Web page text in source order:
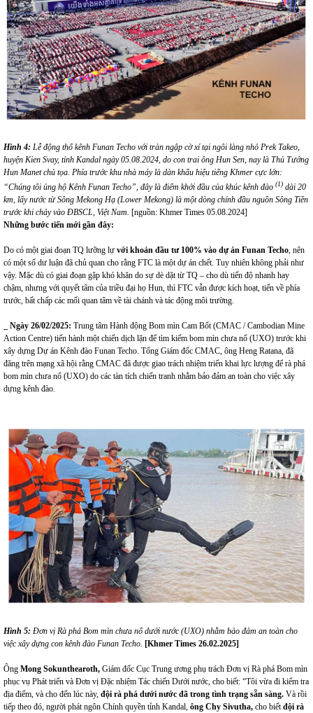
Hình 4: Lễ động thổ kênh Funan Techo với tràn ngập cờ xí tại ngôi làng nhỏ Prek Takeo,
huyện Kien Svay, tỉnh Kandal ngày 05.08.2024, do con trai ông Hun Sen, nay là Thủ Tướng
Hun Manet chủ tọa. Phía trước khu nhà máy là dàn khẩu hiệu tiếng Khmer cực lớn:
“Chúng tôi ủng hộ Kênh Funan Techo”, đây là điểm khởi đầu của khúc kênh đào (1) dài 20
km, lấy nước từ Sông Mekong Hạ (Lower Mekong) là một dòng chính đầu nguồn Sông Tiền
trước khi chảy vào ĐBSCL, Việt Nam. [nguồn: Khmer Times 05.08.2024]
Những bước tiến mới gần đây:
Do có một giai đoạn TQ lưỡng lự với khoản đầu tư 100% vào dự án Funan Techo, nên
có một số dư luận đã chủ quan cho rằng FTC là một dự án chết. Tuy nhiên không phải như
vậy. Mặc dù có giai đoạn gặp khó khăn do sự dè dặt từ TQ – cho dù tiến độ nhanh hay
chậm, nhưng với quyết tâm của triều đại họ Hun, thì FTC vẫn được kích hoạt, tiến về phía
trước, bất chấp các mối quan tâm về tài chánh và tác động môi trường.
_ Ngày 26/02/2025: Trung tâm Hành động Bom mìn Cam Bốt (CMAC / Cambodian Mine
Action Centre) tiến hành một chiến dịch lặn để tìm kiếm bom mìn chưa nổ (UXO) trước khi
xây dựng Dự án Kênh đào Funan Techo. Tổng Giám đốc CMAC, ông Heng Ratana, đã
đăng trên mạng xã hội rằng CMAC đã được giao trách nhiệm triển khai lực lượng để rà phá
bom mìn chưa nổ (UXO) do các tàn tích chiến tranh nhằm bảo đảm an toàn cho việc xây
dựng kênh đào.
Hình 5: Đơn vị Rà phá Bom mìn chưa nổ dưới nước(UXO) nhằm bảo đảm an toàn cho
việc xây dựng con kênh đào Funan Techo. [Khmer Times 26.02.2025]
Ông Mong Sokunthearoth, Giám đốc Cục Trung ương phụ trách Đơn vị Rà phá Bom mìn
phục vụ Phát triển và Đơn vị Đặc nhiệm Tác chiến Dưới nước, cho biết: “Tôi vừa đi kiểm tra
địa điểm, và cho đến lúc này, đội rà phá dưới nước đã trong tình trạng sẵn sàng. Và rồi
tiếp theo đó, người phát ngôn Chính quyền tỉnh Kandal, ông Chy Sivutha, cho biết đội rà